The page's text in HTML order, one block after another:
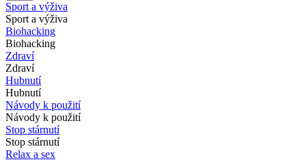
Sport a výživa
Sport a výživa
Biohacking
Biohacking
Zdraví
Zdraví
Hubnutí
Hubnutí
Návody k použití
Návody k použití
Stop stárnutí
Stop stárnutí
Relax a sex